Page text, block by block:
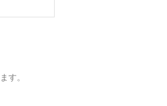
す。